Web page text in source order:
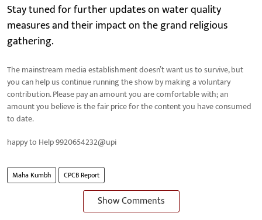
Stay tuned for further updates on water quality
measures and their impact on the grand religious
gathering.
The mainstream media establishment doesn’t want us to survive, but
you can help us continue running the show by making a voluntary
contribution. Please pay an amount you are comfortable with; an
amount you believe is the fair price for the content you have consumed
to date.
happy to Help 9920654232@upi
Maha Kumbh CPCB Report
Show Comments